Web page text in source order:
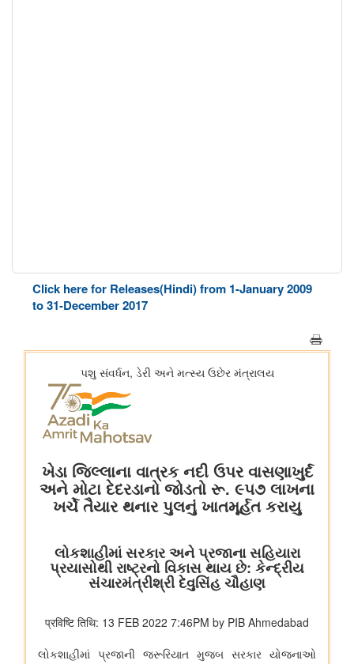
Click here for Releases(Hindi) from 1-January 2009
to 31-December 2017